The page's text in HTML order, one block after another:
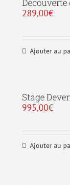
Découverte
289,00€
Ajouter au
Stage
995,00€
Ajouter au